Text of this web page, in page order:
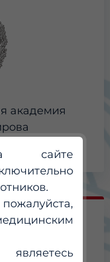
академия
сайте